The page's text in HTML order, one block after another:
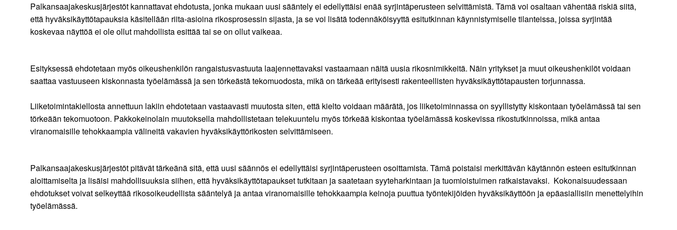
Palkansaajakeskusjärjestöt kannattavat ehdotusta, jonka mukaan uusi sääntely ei edellyttäisi enää syrjintäperusteen selvittämistä. Tämä voi osaltaan vähentää riskiä siitä,
että hyväksikäyttötapauksia käsitellään riita-asioina rikosprosessin sijasta, ja se voi lisätä todennäköisyyttä esitutkinnan käynnistymiselle tilanteissa, joissa syrjintää
koskevaa näyttöä ei ole ollut mahdollista esittää tai se on ollut vaikeaa.
Esityksessä ehdotetaan myös oikeushenkilön rangaistusvastuuta laajennettavaksi vastaamaan näitä uusia rikosnimikkeitä. Näin yritykset ja muut oikeushenkilöt voidaan
saattaa vastuuseen kiskonnasta työelämässä ja sen törkeästä tekomuodosta, mikä on tärkeää erityisesti rakenteellisten hyväksikäyttötapausten torjunnassa.
Liiketoimintakiellosta annettuun lakiin ehdotetaan vastaavasti muutosta siten, että kielto voidaan määrätä, jos liiketoiminnassa on syyllistytty kiskontaan työelämässä tai sen
törkeään tekomuotoon. Pakkokeinolain muutoksella mahdollistetaan telekuuntelu myös törkeää kiskontaa työelämässä koskevissa rikostutkinnoissa, mikä antaa
viranomaisille tehokkaampia välineitä vakavien hyväksikäyttörikosten selvittämiseen.
Palkansaajakeskusjärjestöt pitävät tärkeänä sitä, että uusi säännös ei edellyttäisi syrjintäperusteen osoittamista. Tämä poistaisi merkittävän käytännön esteen esitutkinnan
aloittamiselta ja lisäisi mahdollisuuksia siihen, että hyväksikäyttötapaukset tutkitaan ja saatetaan syyteharkintaan ja tuomioistuimen ratkaistavaksi. Kokonaisuudessaan
ehdotukset voivat selkeyttää rikosoikeudellista sääntelyä ja antaa viranomaisille tehokkaampia keinoja puuttua työntekijöiden hyväksikäyttöön ja epäasiallisiin menettelyihin
työelämässä.